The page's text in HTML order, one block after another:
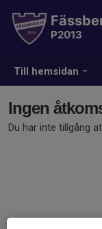
Till hemsidan
P2013
Ingen
Du har inte tillgång